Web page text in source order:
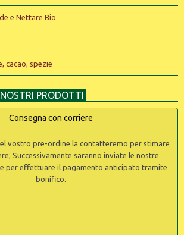
e Nettare Bio
cacao, spezie
PRODOTTI
Consegna con corriere
vostro pre-ordine la contatteremo per stimare
Successivamente saranno inviate le nostre
per effettuare il pagamento anticipato tramite
bonifico.